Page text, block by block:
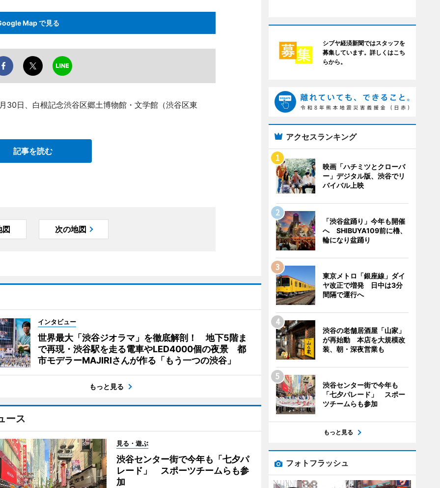
Map で見る
30日、白根記念渋谷区郷土博物館・文学館（渋谷区東
記事を読む
図 次の地図
インタビュー
世界最大「渋谷ジオラマ」を徹底解剖！ 地下5階ま
で再現・渋谷駅を走る電車やLED4000個の夜景 都
市モデラーMAJIRIさんが作る「もう一つの渋谷」
もっと見る
ース
見る・遊ぶ
渋谷センター街で今年も「七夕パ
レード」 スポーツチームらも参
加
シブヤ経済新聞ではスタッフを
募集しています。詳しくはこち
らから。
アクセスランキング
映画「ハチミツとクローバ
ー」デジタル版、渋谷でリ
バイバル上映
「渋谷盆踊り」今年も開催
へ SHIBUYA109前に櫓、
輪になり盆踊り
東京メトロ「銀座線」ダイ
ヤ改正で増発 日中は3分
間隔で運行へ
渋谷の老舗居酒屋「山家」
が再始動 本店を大規模改
装、朝・深夜営業も
渋谷センター街で今年も
「七夕パレード」 スポー
ツチームらも参加
もっと見る
フォトフラッシュ